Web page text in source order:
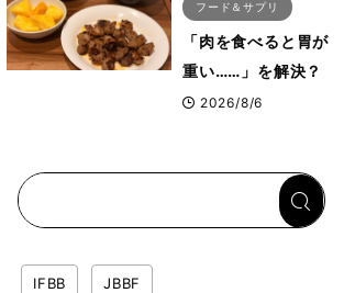
フード＆サプリ
「肉を食べると胃が
重い……」を解決？
トップボディビルダ
2026/8/6
IFBB JBBF